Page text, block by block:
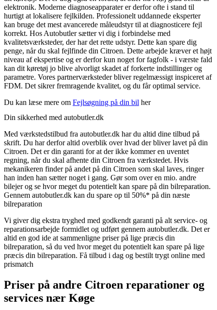
elektronik. Moderne diagnoseapparater er derfor ofte i stand til
hurtigt at lokalisere fejlkilden. Professionelt uddannede eksperter
kan bruge det mest avancerede måleudstyr til at diagnosticere fejl
korrekt. Hos Autobutler sætter vi dig i forbindelse med
kvalitetsværksteder, der har det rette udstyr. Dette kan spare dig
penge, når du skal fejlfinde din Citroen. Dette arbejde kræver et højt
niveau af ekspertise og er derfor kun noget for fagfolk - i værste fald
kan dit køretøj jo blive alvorligt skadet af forkerte indstillinger og
parametre. Vores partnerværksteder bliver regelmæssigt inspiceret af
FDM. Det sikrer fremragende kvalitet, og du får optimal service.
Du kan læse mere om Fejlsøgning på din bil her
Din sikkerhed med autobutler.dk
Med værkstedstilbud fra autobutler.dk har du altid dine tilbud på
skrift. Du har derfor altid overblik over hvad der bliver lavet på din
Citroen. Det er din garanti for at der ikke kommer en uventet
regning, når du skal afhente din Citroen fra værkstedet. Hvis
mekanikeren finder på andet på din Citroen som skal laves, ringer
han inden han sætter noget i gang. Gør som over en mio. andre
bilejer og se hvor meget du potentielt kan spare på din bilreparation.
Gennem autobutler.dk kan du spare op til 50%* på din næste
bilreparation
Vi giver dig ekstra tryghed med godkendt garanti på alt service- og
reparationsarbejde formidlet og udført gennem autobutler.dk. Det er
altid en god ide at sammenligne priser på lige præcis din
bilreparation, så du ved hvor meget du potentielt kan spare på lige
præcis din bilreparation. Få tilbud i dag og bestilt trygt online med
prismatch
Priser på andre Citroen reparationer og
services nær Køge